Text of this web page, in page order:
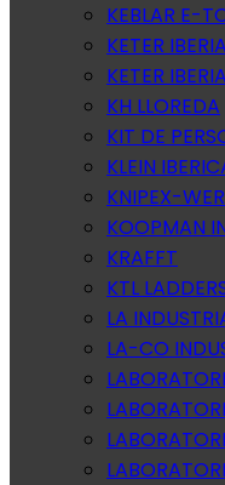
KEBLAR E-
KETER IBERIA
KETER IBERIA
KH LLOREDA
KIT DE
KLEIN
KNIPEX-
KOOPMAN
KRAFFT
KTL
LA
LA-CO